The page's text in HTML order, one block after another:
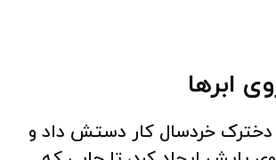
ابرها
دخترک خردسال کار دستش داد و